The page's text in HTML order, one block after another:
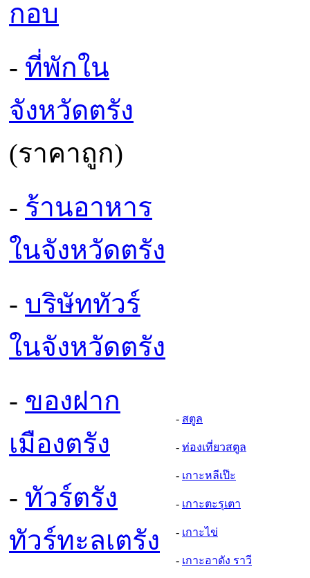
กอบ
- ที่พักใน
จังหวัดตรัง
(ราคาถูก)
- ร้านอาหาร
ในจังหวัดตรัง
- บริษัททัวร์
ในจังหวัดตรัง
- ของฝาก
เมืองตรัง
- ทัวร์ตรัง
ทัวร์ทะลเตรัง
- สตูล
- ท่องเที่ยวสตูล
- เกาะหลีเป๊ะ
- เกาะตะรุเตา
- เกาะไข่
- เกาะอาดัง ราวี